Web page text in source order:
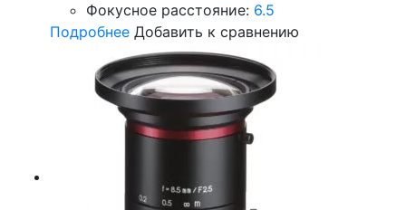
Фокусное расстояние: 6.5
Подробнее Добавить к сравнению